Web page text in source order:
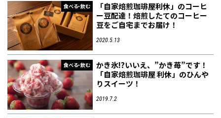
食べる・飲む
「自家焙煎珈琲屋利休」のコーヒ
ー豆配達！焙煎したてのコーヒー
豆をご自宅までお届け！
2020.5.13
食べる・飲む
かき氷!?いいえ、”かき苺”です！
「自家焙煎珈琲屋 利休」のひんや
りスイーツ！
2019.7.2